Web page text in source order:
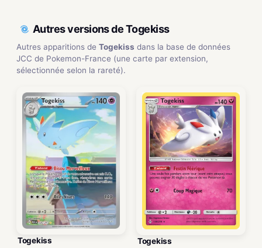
Autres versions de Togekiss
Autres apparitions de Togekiss dans la base de données
JCC de Pokemon-France (une carte par extension,
sélectionnée selon la rareté).
Togekiss Togekiss